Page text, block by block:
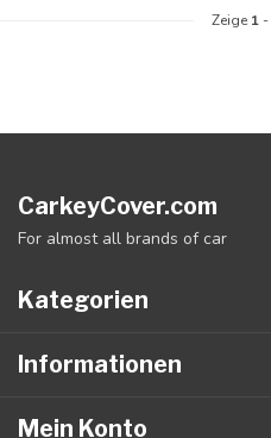
Zeige 1 -
CarkeyCover.com
For almost all brands of car
Kategorien
Informationen
Mein Konto